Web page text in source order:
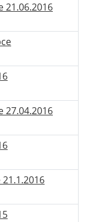
21.06.2016
27.04.2016